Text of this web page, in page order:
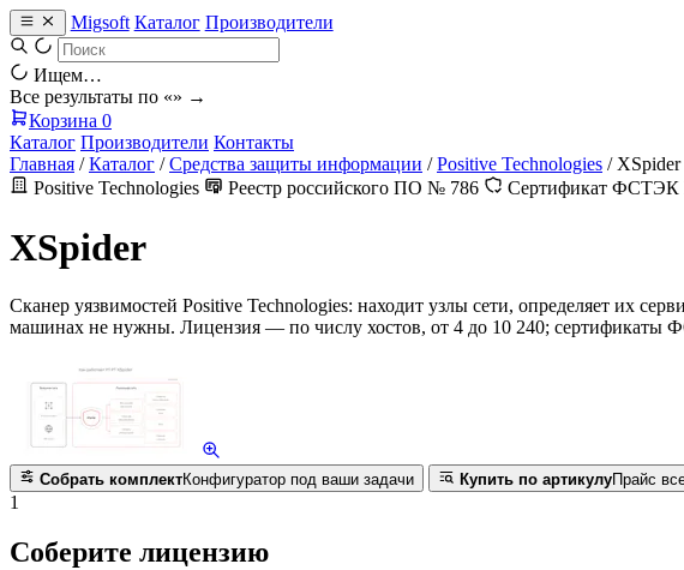
Migsoft Каталог Производители
Ищем…
Все результаты по «» →
Корзина 0
Каталог Производители Контакты
Главная / Каталог / Средства защиты информации / Positive Technologies / XSpider
Positive Technologies
Реестр российского ПО № 786 Сертификат ФСТЭК
XSpider
Сканер уязвимостей Positive Technologies: находит узлы сети, определяет их
машинах не нужны. Лицензия — по числу хостов, от 4 до 10 240;
Собрать комплектКонфигуратор под ваши задачи Купить по артикулуПрайс
1
Соберите лицензию